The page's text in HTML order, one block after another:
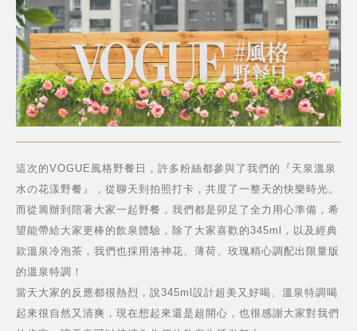
這次的VOGUE風格野餐日，許多粉絲都參與了我們的『天泉溫泉
水の花漾野餐』，從聊天到拍照打卡，共度了一整天的快樂時光。
而從籌辦到陪著大家一起野餐，我們都是卯足了全力用心準備，希
望能帶給大家更棒的飲泉體驗，除了大家喜歡的345ml，以及經典
款溫泉冷泡茶，我們也採用洛神花、薄荷、玫瑰精心調配出限量版
的溫泉特調！
當天大家的反應都很熱烈，說345ml設計超美又好喝、溫泉特調喝
起來很自然又清爽，現在想起來還是超開心，也很感謝大家對我們